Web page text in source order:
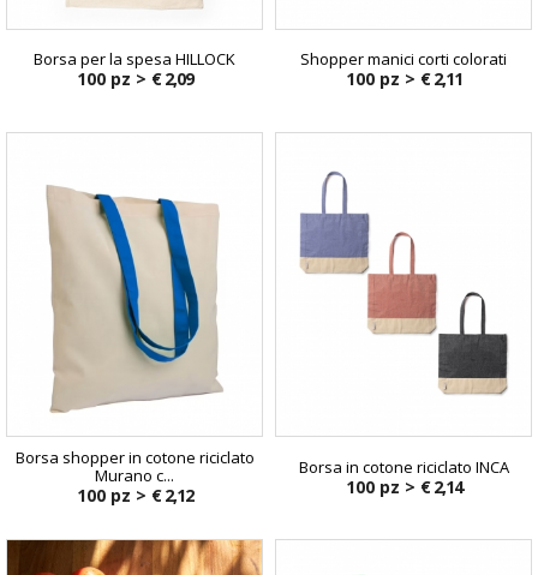
Borsa per la spesa HILLOCK
100 pz > € 2,09
Shopper manici corti colorati
100 pz > € 2,11
Borsa shopper in cotone riciclato
Murano c...
100 pz > € 2,12
Borsa in cotone riciclato INCA
100 pz > € 2,14